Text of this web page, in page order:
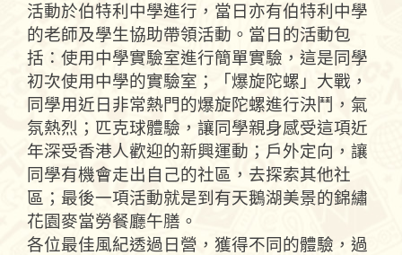
活動於伯特利中學進行 ， 當日亦有伯特利中學
的老師及學生協助帶領活動。當日的活動包
括：使用中學實驗室進行簡單實驗，這是同學
初次使用中學的實驗室；「爆旋陀螺 」大戰，
同學用近日非常熱門的爆旋陀螺進行決鬥，氣
氛熱烈；匹克球體驗，讓同學親身感受這項近
年深受香港人歡迎的新興運動；戶外定向，讓
同學有機會走出自己的社區，去探索其他社
區 ； 最後一項活動就是到有天鵝湖美景的錦繡
花園麥當勞餐廳午膳 。
各位最佳風紀透過 日營 ，獲得不同的體驗，過